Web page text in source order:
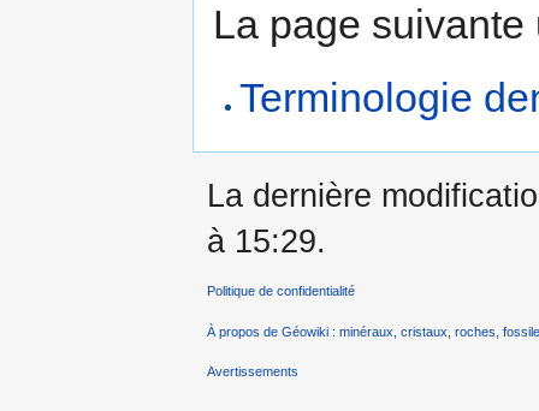
La page
Terminologie
La dernière
à 15:29.
Politique de confidentialité
À propos de Géowiki : minéraux, cristaux, roches,
Avertissements